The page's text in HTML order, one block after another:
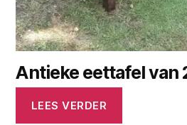
Antieke eettafel van
LEES VERDER